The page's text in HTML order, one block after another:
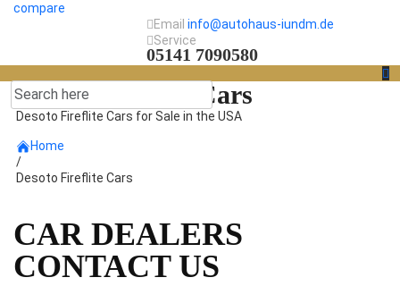
compare
Email info@autohaus-iundm.de
Service
05141 7090580
Desoto Fireflite Cars
Desoto Fireflite Cars for Sale in the USA
Home
/
Desoto Fireflite Cars
CAR DEALERS
CONTACT US